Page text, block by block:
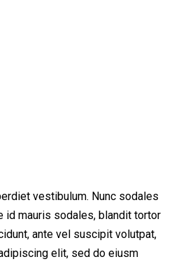
vestibulum. Nunc sodales
id mauris sodales, blandit tortor
ante vel suscipit volutpat,
elit, sed do eiusm